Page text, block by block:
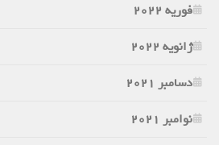
فوریه 2022
ژانویه 2022
دسامبر 2021
نوامبر 2021